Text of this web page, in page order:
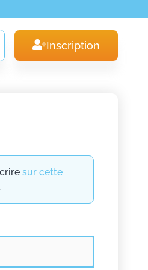
Inscription
sur cette